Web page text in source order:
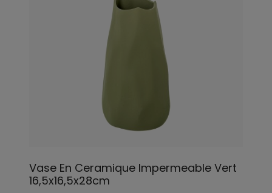
Vase En Ceramique Impermeable Vert
16,5x16,5x28cm